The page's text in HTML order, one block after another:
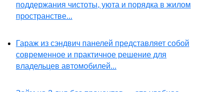
поддержания чистоты, уюта и порядка в жилом
пространстве...
Гараж из сэндвич панелей представляет собой
современное и практичное решение для
владельцев автомобилей...